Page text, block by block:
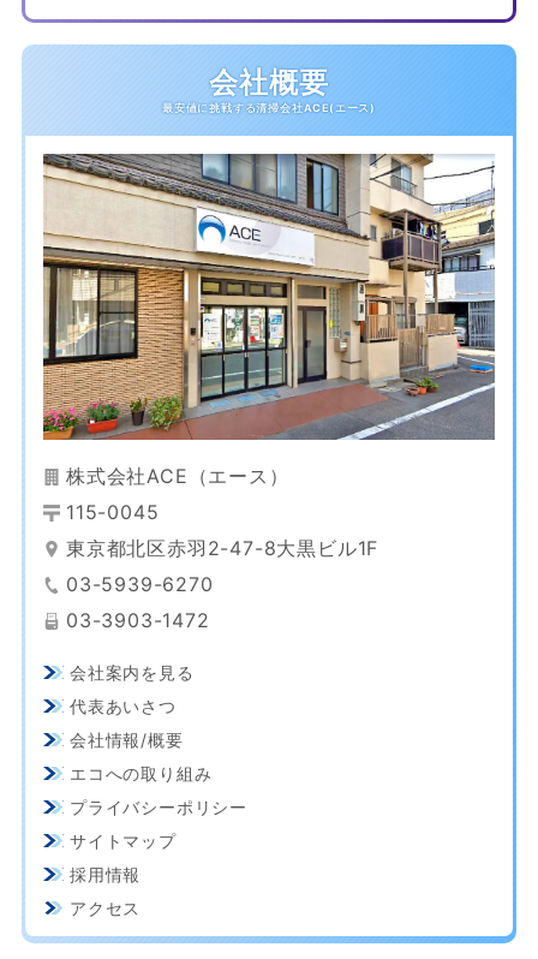
会社概要
株式会社ACE（エース）
115-0045
東京都北区赤羽2-47-8大黒ビル1F
03-5939-6270
03-3903-1472
会社案内を見る
代表あいさつ
会社情報/概要
エコへの取り組み
プライバシーポリシー
サイトマップ
採用情報
アクセス